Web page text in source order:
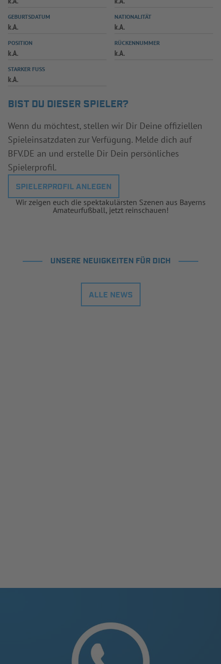
SPIELPLUS
GEBURTSDATUM
k.A.
NATIONALITÄT
k.A.
POSITION
k.A.
RÜCKENNUMMER
k.A.
STARKER FUSS
k.A.
BIST DU DIESER SPIELER?
Wenn du möchtest, stellen wir Dir Deine offiziellen
Spieleinsatzdaten zur Verfügung. Melde dich auf
BFV.DE an und erstelle Dir Dein persönliches
Spielerprofil.
SPIELERPROFIL ANLEGEN
Wir zeigen euch die spektakulärsten Szenen aus Bayerns
Amateurfußball, jetzt reinschauen!
UNSERE NEUIGKEITEN FÜR DICH
ALLE NEWS